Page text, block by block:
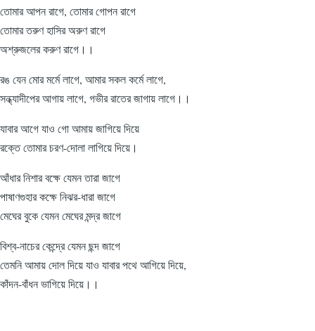
তোমার আপন রাগে, তোমার গোপন রাগে
তোমার তরুণ হাসির অরুণ রাগে
অশ্রুজলের করুণ রাগে।।
রঙ যেন মোর মর্মে লাগে, আমার সকল কর্মে লাগে,
সন্ধ্যাদীপের আগায় লাগে, গভীর রাতের জাগায় লাগে।।
যাবার আগে যাও গো আমায় জাগিয়ে দিয়ে
রক্তে তোমার চরণ-দোলা লাগিয়ে দিয়ে।
আঁধার নিশার বক্ষে যেমন তারা জাগে
পাষাণগুহার কক্ষে নিঝর-ধারা জাগে
মেঘের বুকে যেমন মেঘের মন্দ্র জাগে
বিশ্ব-নাচের কেন্দ্রে যেমন ছন্দ জাগে
তেমনি আমায় দোল দিয়ে যাও যাবার পথে আগিয়ে দিয়ে,
কাঁদন-বাঁধন ভাগিয়ে দিয়ে।।